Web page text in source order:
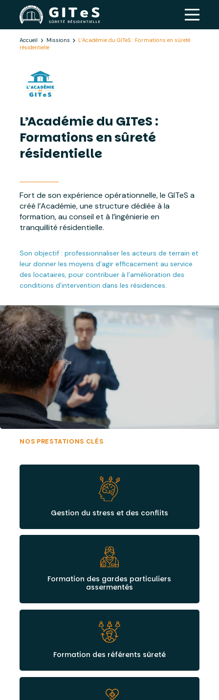
Accueil Missions
L’Académie du GITeS : Formations en sûreté
résidentielle
L’Académie du GITeS :
Formations en sûreté
résidentielle
Fort de son expérience opérationnelle, le GITeS a
créé l’Académie, une structure dédiée à la
formation, au conseil et à l’ingénierie en
tranquillité résidentielle.
Son objectif : professionnaliser les acteurs de terrain et
leur donner les moyens d’agir efficacement au service
des locataires, pour contribuer à l’amélioration des
conditions d’intervention dans les résidences.
NOS PRESTATIONS CLÉS
Gestion du stress et des conflits
Formation des gardes particuliers
assermentés
Formation des référents sûreté